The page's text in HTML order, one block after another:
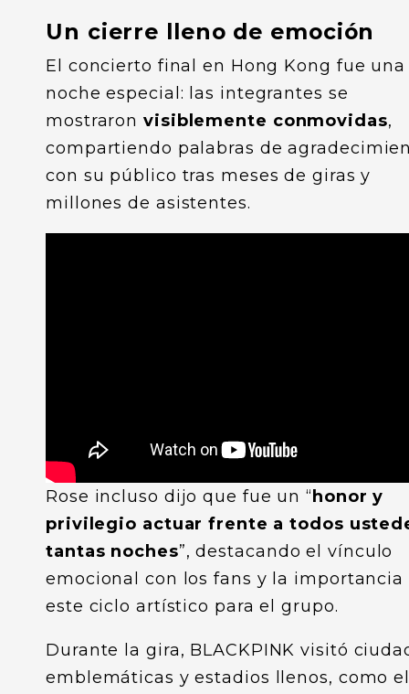
Un cierre lleno de emoción
El concierto final en Hong Kong fue una
noche especial: las integrantes se
mostraronvisiblemente conmovidas,
compartiendo palabras de
con su público tras meses de giras y
millones de asistentes.
Rose incluso dijo que fue un “ honor y
privilegio actuar frente a todos
tantas noches”, destacando el vínculo
emocional con los fans y la importancia
este ciclo artístico para el grupo.
Durante la gira, BLACKPINK visitó
emblemáticas y estadios llenos, como